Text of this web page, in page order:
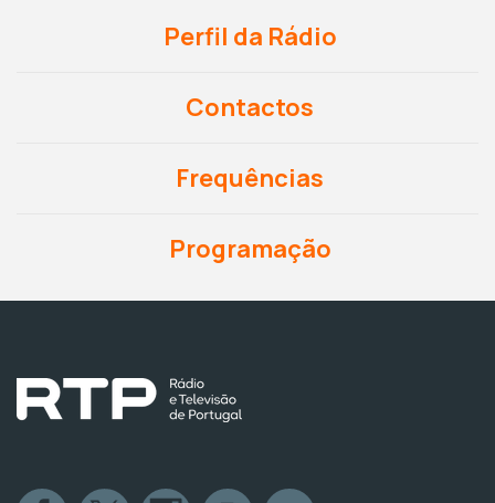
Perfil da Rádio
Contactos
Frequências
Programação